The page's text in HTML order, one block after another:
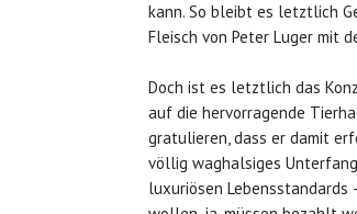
kann. So bleibt es letztlich
Fleisch von Peter Luger mit
Doch ist es letztlich das
auf die hervorragende
gratulieren, dass er damit
völlig waghalsiges
luxuriösen Lebensstandards